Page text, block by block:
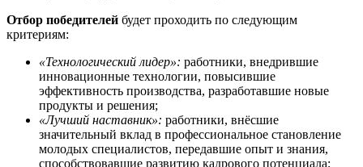
Отбор победителей будет проходить по следующим
критериям:
«Технологический лидер»: работники, внедрившие
инновационные технологии, повысившие
эффективность производства, разработавшие новые
продукты и решения;
«Лучший наставник»: работники, внёсшие
значительный вклад в профессиональное становление
молодых специалистов, передавшие опыт и знания,
способствовавшие развитию кадрового потенциала;